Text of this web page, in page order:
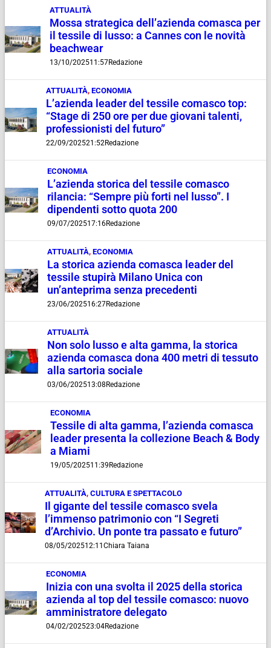
ATTUALITÀ
Mossa strategica dell’azienda comasca per
il tessile di lusso: a Cannes con le novità
beachwear
13/10/202511:57Redazione
ATTUALITÀ,ECONOMIA
L’azienda leader del tessile comasco top:
“Stage di 250 ore per due giovani talenti,
professionisti del futuro”
22/09/202521:52Redazione
ECONOMIA
L’azienda storica del tessile comasco
rilancia: “Sempre più forti nel lusso”. I
dipendenti sotto quota 200
09/07/202517:16Redazione
ATTUALITÀ,ECONOMIA
La storica azienda comasca leader del
tessile stupirà Milano Unica con
un’anteprima senza precedenti
23/06/202516:27Redazione
ATTUALITÀ
Non solo lusso e alta gamma, la storica
azienda comasca dona 400 metri di tessuto
alla sartoria sociale
03/06/202513:08Redazione
ECONOMIA
Tessile di alta gamma, l’azienda comasca
leader presenta la collezione Beach & Body
a Miami
19/05/202511:39Redazione
ATTUALITÀ, CULTURA E SPETTACOLO
Il gigante del tessile comasco svela
l’immenso patrimonio con “I Segreti
d’Archivio. Un ponte tra passato e futuro”
08/05/202512:11Chiara Taiana
ECONOMIA
Inizia con una svolta il 2025 della storica
azienda al top del tessile comasco: nuovo
amministratore delegato
04/02/202523:04Redazione